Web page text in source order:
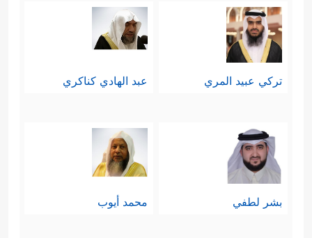
تركي عبيد المري عبد الهادي كناكري
بشر لطفي محمد أيوب